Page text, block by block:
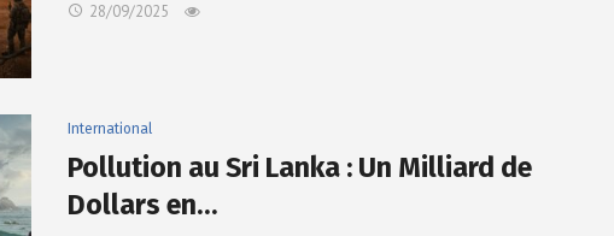
28/09/2025
International
Pollution au Sri Lanka : Un Milliard de
Dollars en…